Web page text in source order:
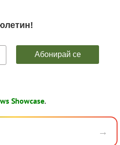
Showcase.
→
Предстои слънчево
Искат постоянно
стража за петима